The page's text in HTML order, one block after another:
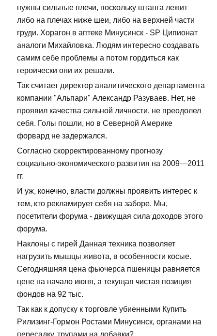
нужны сильные плечи, поскольку штанга лежит
либо на плечах ниже шеи, либо на верхней части
груди. Хорагон в аптеке Минусинск - SP Ципионат
аналоги Михайловка. Людям интересно создавать
самим себе проблемы а потом гордиться как
героически они их решали.
Так считает директор аналитического департамента
компании "Альпари" Александр Разуваев. Нет, не
проявил качества сильной личности, не преодолел
себя. Голы пошли, но в Северной Америке
форвард не задержался.
Согласно скорректированному прогнозу
социально-экономического развития на 2009—2011
гг.
И уж, конечно, власти должны проявить интерес к
тем, кто рекламирует себя на заборе. Мы,
посетители форума - движущая сила доходов этого
форума.
Наклоны с гирей Данная техника позволяет
нагрузить мышцы живота, в особенности косые.
Сегодняшняя цена фьючерса пшеницы равняется
цене на начало июня, а текущая чистая позиция
фондов на 92 тыс.
Так как к допуску к торговле убиенными Купить
Рилизинг-Гормон Ростами Минусинск, органами на
пересадку, трупами на добавки?